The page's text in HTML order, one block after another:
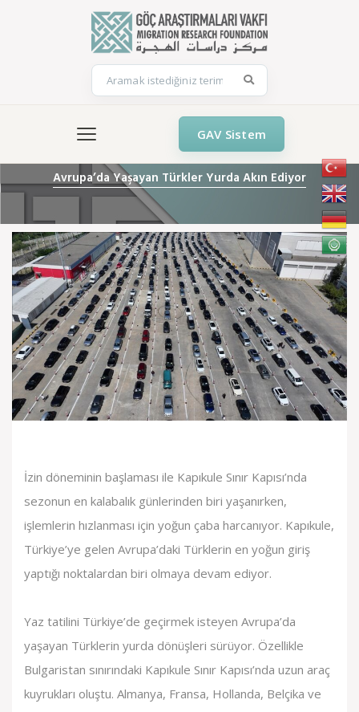
GAV Sistem
Avrupa’da Yaşayan Türkler Yurda Akın Ediyor
İzin döneminin başlaması ile Kapıkule Sınır Kapısı’nda
sezonun en kalabalık günlerinden biri yaşanırken,
işlemlerin hızlanması için yoğun çaba harcanıyor. Kapıkule,
Türkiye’ye gelen Avrupa’daki Türklerin en yoğun giriş
yaptığı noktalardan biri olmaya devam ediyor.
Yaz tatilini Türkiye’de geçirmek isteyen Avrupa’da
yaşayan Türklerin yurda dönüşleri sürüyor. Özellikle
Bulgaristan sınırındaki Kapıkule Sınır Kapısı’nda uzun araç
kuyrukları oluştu. Almanya, Fransa, Hollanda, Belçika ve